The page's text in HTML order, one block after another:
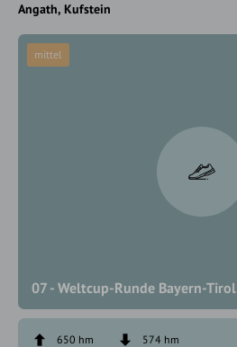
Angath Kufstein
07 - Weltcup-Runde Bayern-Tirol
mittel
650 hm
574 hm